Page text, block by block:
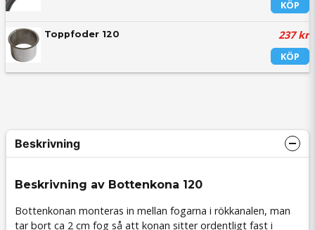
KÖP
Toppfoder 120 237 kr
KÖP
Beskrivning
Beskrivning av Bottenkona 120
Bottenkonan monteras in mellan fogarna i rökkanalen, man
tar bort ca 2 cm fog så att konan sitter ordentligt fast i